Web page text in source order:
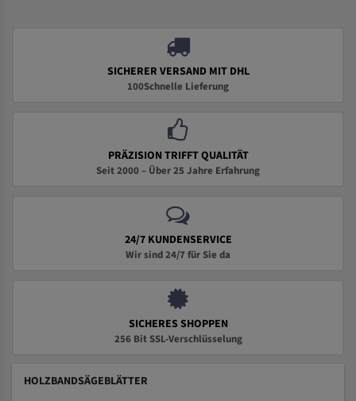
SICHERER VERSAND MIT DHL
100Schnelle Lieferung
PRÄZISION TRIFFT QUALITÄT
Seit 2000 – Über 25 Jahre Erfahrung
24/7 KUNDENSERVICE
Wir sind 24/7 für Sie da
SICHERES SHOPPEN
256 Bit SSL-Verschlüsselung
HOLZBANDSÄGEBLÄTTER